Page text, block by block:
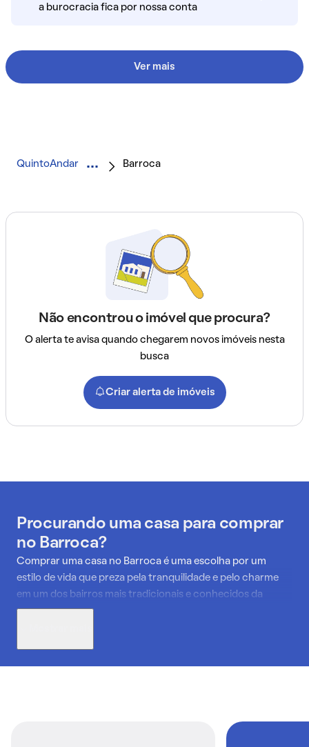
a burocracia fica por nossa conta
Ver mais
QuintoAndar Barroca
Não encontrou o imóvel que procura?
O alerta te avisa quando chegarem novos imóveis nesta
busca
Criar alerta de imóveis
Procurando uma casa para comprar
no Barroca?
Comprar uma casa no Barroca é uma escolha por um
estilo de vida que preza pela tranquilidade e pelo charme
em um dos bairros mais tradicionais e conhecidos da
região Oeste de BH. A região, com suas ruas arborizadas e
encontrar uma casa aqui é um excelente investimento em